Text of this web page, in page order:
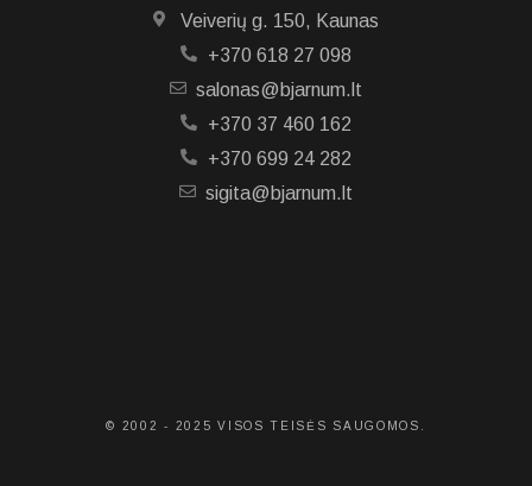
Veiverių g. 150, Kaunas
+370 618 27 098
salonas@bjarnum.lt
+370 37 460 162
+370 699 24 282
sigita@bjarnum.lt
© 2002 - 2025 VISOS TEISĖS SAUGOMOS.